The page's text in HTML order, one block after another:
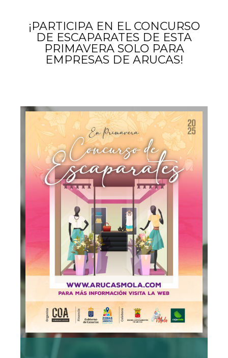
¡PARTICIPA EN EL CONCURSO
DE ESCAPARATES DE ESTA
PRIMAVERA SOLO PARA
EMPRESAS DE ARUCAS!